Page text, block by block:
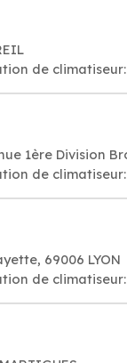
de
1ère Division
de
69006 LYON
de